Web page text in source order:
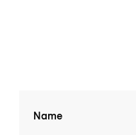
Name